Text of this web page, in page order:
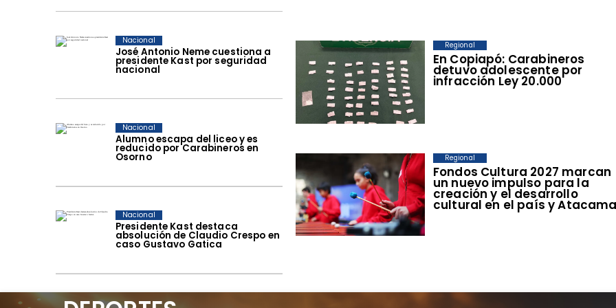
José Antonio Neme cuestiona a
presidente Kast por seguridad
nacional
Nacional
Alumno escapa del liceo y es
reducido por Carabineros en
Osorno
Nacional
Presidente Kast destaca
absolución de Claudio Crespo en
caso Gustavo Gatica
Nacional
​En Copiapó: Carabineros
detuvo adolescente por
infracción Ley 20.000
Regional
​Fondos Cultura 2027 marcan
un nuevo impulso para la
creación y el desarrollo
cultural en el país y
Regional